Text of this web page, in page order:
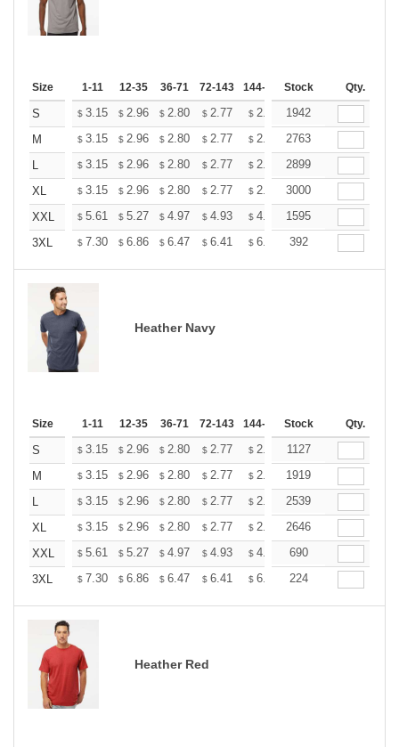
Size 1-11 12-35 36-71 72-143 144-287 288 + More
Stock Qty.
S $ 3.15 $ 2.96 $ 2.80 $ 2.77 $ 2.72 $2.70
1942
M
$ 3.15 $ 2.96 $ 2.80 $ 2.77 $ 2.72 $2.70
2763
L
$ 3.15 $ 2.96 $ 2.80 $ 2.77 $ 2.72 $2.70
2899
XL
$ 3.15 $ 2.96 $ 2.80 $ 2.77 $ 2.72 $2.70
3000
XXL
$ 5.61 $ 5.27 $ 4.97 $ 4.93 $ 4.85 $4.80
1595
3XL
$ 7.30 $ 6.86 $ 6.47 $ 6.41 $ 6.30 $6.25
392
Heather Navy
Size 1-11 12-35 36-71 72-143 144-287 288 + More
Stock Qty.
S $ 3.15 $ 2.96 $ 2.80 $ 2.77 $ 2.72 $2.70
1127
M
$ 3.15 $ 2.96 $ 2.80 $ 2.77 $ 2.72 $2.70
1919
L
$ 3.15 $ 2.96 $ 2.80 $ 2.77 $ 2.72 $2.70
2539
XL
$ 3.15 $ 2.96 $ 2.80 $ 2.77 $ 2.72 $2.70
2646
XXL
$ 5.61 $ 5.27 $ 4.97 $ 4.93 $ 4.85 $4.80
690
3XL
$ 7.30 $ 6.86 $ 6.47 $ 6.41 $ 6.30 $6.25
224
Heather Red